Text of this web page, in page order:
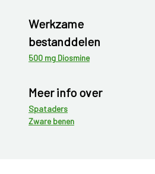
Werkzame
bestanddelen
500 mg Diosmine
Meer info over
Spataders
Zware benen